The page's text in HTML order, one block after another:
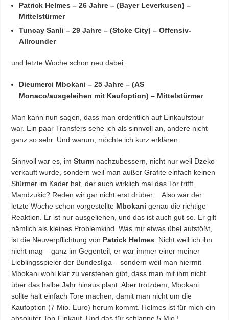
Patrick Helmes – 26 Jahre – (Bayer Leverkusen) –
Mittelstürmer
Tuncay Sanli – 29 Jahre – (Stoke City) – Offensiv-
Allrounder
und letzte Woche schon neu dabei :
Dieumerci Mbokani – 25 Jahre – (AS
Monaco/ausgeleihen mit Kaufoption) – Mittelstürmer
Man kann nun sagen, dass man ordentlich auf Einkaufstour
war. Ein paar Transfers sehe ich als sinnvoll an, andere nicht
ganz so sehr. Und warum, möchte ich kurz erklären.
Sinnvoll war es, imSturm nachzubessern, nicht nur weil Dzeko
verkauft wurde, sondern weil man außer Grafite einfach keinen
Stürmer im Kader hat, der auch wirklich mal das Tor trifft.
Mandzukic? Reden wir gar nicht erst drüber… Also war der
letzte Woche schon vorgestellte Mbokani genau die richtige
Reaktion. Er ist nur ausgeliehen, und das ist auch gut so. Er gilt
nämlich als kleines Problemkind. Was mir etwas übel aufstößt,
ist die Neuverpflichtung von Patrick Helmes . Nicht weil ich ihn
nicht mag – ganz im Gegenteil, er war immer einer meiner
Lieblingsspieler der Bundesliga – sondern weil man hiermit
Mbokani wohl klar zu verstehen gibt, dass man mit ihm nicht
über das halbe Jahr hinaus plant. Aber trotzdem, Mbokani
sollte halt einfach Tore machen, damit man nicht um die
Kaufoption (7 Mio. Euro) herum kommt. Helmes ist für mich ein